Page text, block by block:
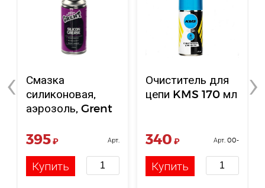
Смазка
силиконовая,
аэрозоль, Grent
395₽
Арт.
Купить
Очиститель для
цепи KMS 170 мл
340 ₽
Арт. 00-
Купить
‹ ›